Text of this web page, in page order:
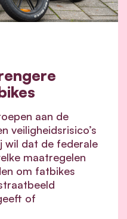
aan de
veiligheidsrisico’s
wil dat de federale
maatregelen
om fatbikes
of